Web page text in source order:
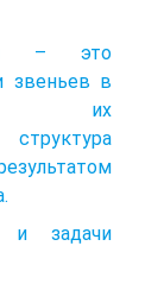
– это
звеньев в
и их
структура
и задачи